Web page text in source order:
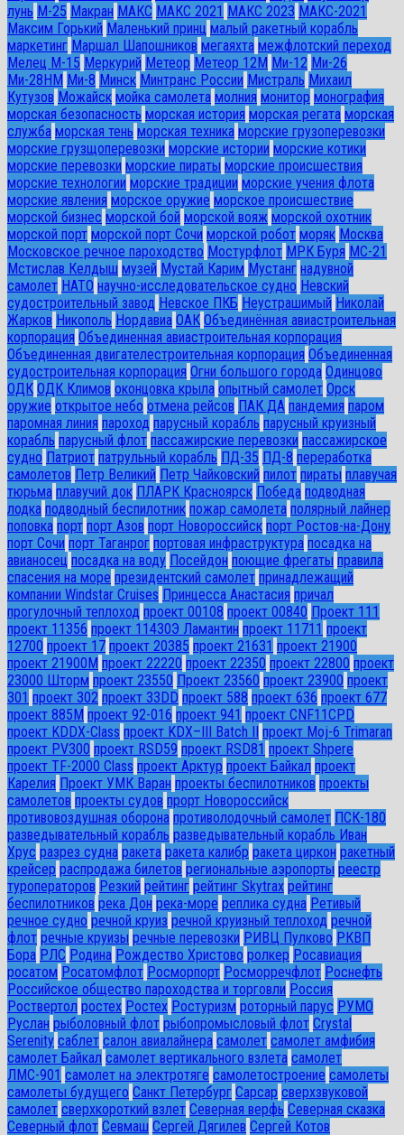
лунь М-25 Макран МАКС МАКС 2021 МАКС 2023 МАКС-2021
Максим Горький Маленький принц малый ракетный корабль
маркетинг Маршал Шапошников мегаяхта межфлотский переход
Мелец М-15 Меркурий Метеор Метеор 12М Ми-12 Ми-26
Ми-28HM Ми-8 Минск Минтранс России Мистраль Михаил
Кутузов Можайск мойка самолета молния монитор монография
морская безопасность морская история морская регата морская
служба морская тень морская техника морские грузоперевозки
морские грузщоперевозки морские истории морские котики
морские перевозки морские пираты морские происшествия
морские технологии морские традиции морские учения флота
морские явления морское оружие морское происшествие
морской бизнес морской бой морской вояж морской охотник
морской порт морской порт Сочи морской робот моряк Москва
Московское речное пароходство Мостурфлот МРК Буря МС-21
Мстислав Келдыш музей Мустай Карим Мустанг надувной
самолет НАТО научно-исследовательское судно Невский
судостроительный завод Невское ПКБ Неустрашимый Николай
Жарков Никополь Нордавиа ОАК Объединённая авиастроительная
корпорация Объединенная авиастроительная корпорация
Объединенная двигателестроительная корпорация Объединенная
судостроительная корпорация Огни большого города Одинцово
ОДК ОДК Климов оконцовка крыла опытный самолет Орск
оружие открытое небо отмена рейсов ПАК ДА пандемия паром
паромная линия пароход парусный корабль парусный круизный
корабль парусный флот пассажирские перевозки пассажирское
судно Патриот патрульный корабль ПД-35 ПД-8 переработка
самолетов Петр Великий Петр Чайковский пилот пираты плавучая
тюрьма плавучий док ПЛАРК Красноярск Победа подводная
лодка подводный беспилотник пожар самолета полярный лайнер
поповка порт порт Азов порт Новороссийск порт Ростов-на-Дону
порт Сочи порт Таганрог портовая инфраструктура посадка на
авианосец посадка на воду Посейдон поющие фрегаты правила
спасения на море президентский самолет принадлежащий
компании Windstar Cruises Принцесса Анастасия причал
прогулочный теплоход проект 00108 проект 00840 Проект 111
проект 11356 проект 11430Э Ламантин проект 11711 проект
12700 проект 17 проект 20385 проект 21631 проект 21900
проект 21900М проект 22220 проект 22350 проект 22800 проект
23000 Шторм проект 23550 Проект 23560 проект 23900 проект
301 проект 302 проект 33DD проект 588 проект 636 проект 677
проект 885М проект 92-016 проект 941 проект CNF11CPD
проект KDDX-Class проект KDX–III Batch II
проект Moj-6 Trimaran
проект PV300 проект RSD59 проект RSD81 проект Shpere
проект TF-2000 Class проект Арктур проект Байкал проект
Карелия Проект УМК Варан проекты беспилотников проекты
самолетов проекты судов прорт Новороссийск
противовоздушная оборона противолодочный самолет ПСК-180
разведывательный корабль разведывательный корабль Иван
Хрус разрез судна ракета ракета калибр ракета циркон ракетный
крейсер распродажа билетов региональные аэропорты реестр
туроператоров Резкий рейтинг рейтинг Skytrax рейтинг
беспилотников река Дон река-море реплика судна Ретивый
речное судно речной круиз речной круизный теплоход речной
флот речные круизы речные перевозки РИВЦ Пулково РКВП
Бора РЛС Родина Рождество Христово ролкер Росавиация
росатом Росатомфлот Росморпорт Росморречфлот Роснефть
Российское общество пароходства и торговли Россия
Роствертол ростех Ростех Ростуризм роторный парус РУМО
Руслан рыболовный флот рыбопромысловый флот Сrystal
Serenity саблет салон авиалайнера самолет самолет амфибия
самолет Байкал самолет вертикального взлета самолет
ЛМС-901 самолет на электротяге самолетостроение самолеты
самолеты будущего Санкт Петербург Сарсар сверхзвуковой
самолет сверхкороткий взлет Северная верфь Северная сказка
Северный флот Севмаш Сергей Дягилев Сергей Котов